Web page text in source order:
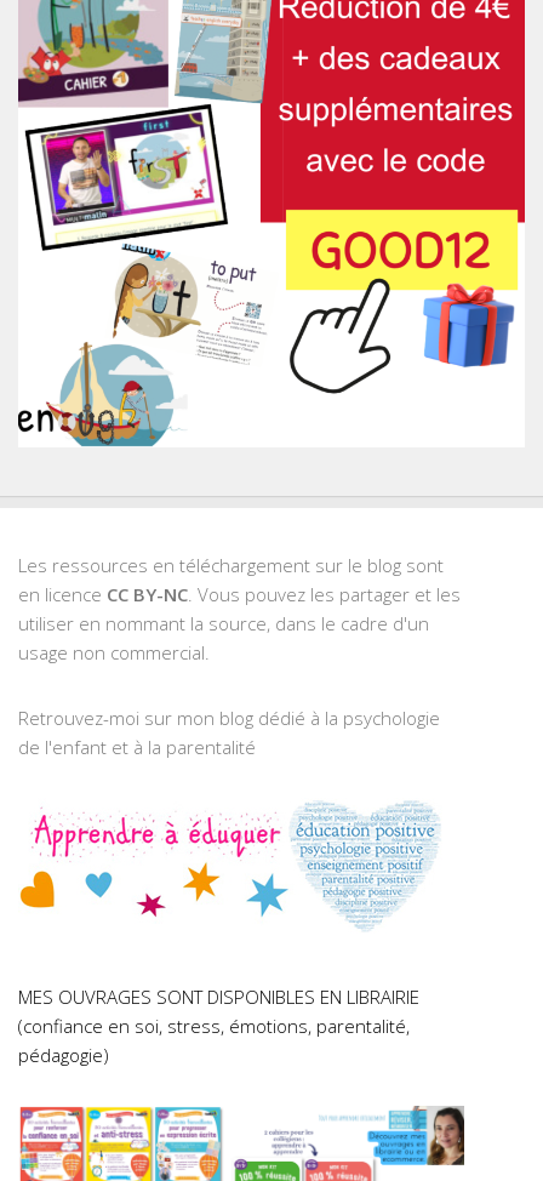
Les ressources en téléchargement sur le blog sont
en licence CC BY-NC. Vous pouvez les partager et les
utiliser en nommant la source, dans le cadre d'un
usage non commercial.
Retrouvez-moi sur mon blog dédié à la psychologie
de l'enfant et à la parentalité
MES OUVRAGES SONT DISPONIBLES EN LIBRAIRIE
(confiance en soi, stress, émotions, parentalité,
pédagogie)